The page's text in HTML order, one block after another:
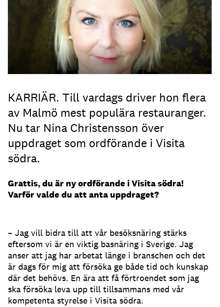
KARRIÄR. Till vardags driver hon flera
av Malmö mest populära restauranger.
Nu tar Nina Christensson över
uppdraget som ordförande i Visita
södra.
Grattis, du är ny ordförande i Visita södra!
Varför valde du att anta uppdraget?
– Jag vill bidra till att vår besöksnäring stärks
eftersom vi är en viktig basnäring i Sverige. Jag
anser att jag har arbetat länge i branschen och det
är dags för mig att försöka ge både tid och kunskap
där det behövs. En ära att få förtroendet som jag
ska försöka leva upp till tillsammans med vår
kompetenta styrelse i Visita södra.